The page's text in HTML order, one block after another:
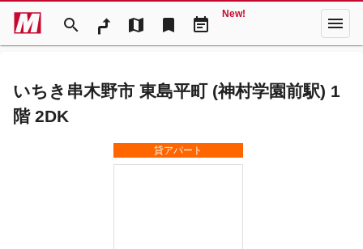
search map bookmark event_note
New! menu
いちき串木野市 東島平町 (神村学園前駅) 1
階 2DK
貸アパート